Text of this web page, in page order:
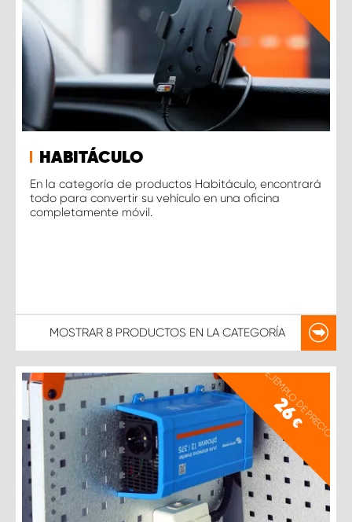
HABITÁCULO
En la categoría de productos Habitáculo, encontrará
todo para convertir su vehículo en una oficina
completamente móvil.
MOSTRAR 8 PRODUCTOS EN LA CATEGORÍA
EJEMPLO DE PRECIO
26
€